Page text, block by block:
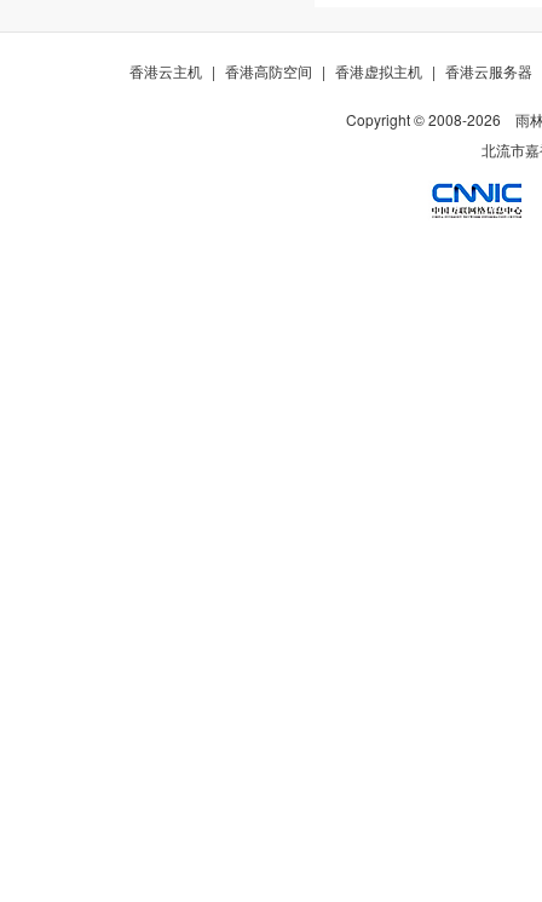
香港云主机 | 香港高防空间 | 香港虚拟主机 | 香港云服务器
Copyright © 2008-2026
雨
北流市